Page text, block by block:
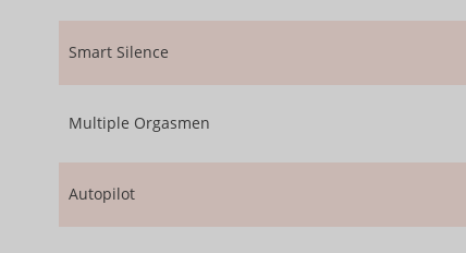
Smart Silence
Multiple Orgasmen
Autopilot